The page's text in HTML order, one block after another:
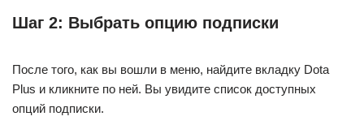
Шаг 2: Выбрать опцию подписки
После того, как вы вошли в меню, найдите вкладку Dota
Plus и кликните по ней. Вы увидите список доступных
опций подписки.